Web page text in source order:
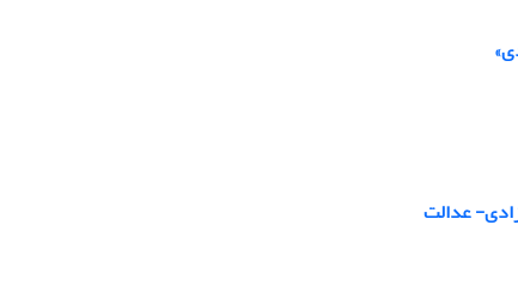
عدالت